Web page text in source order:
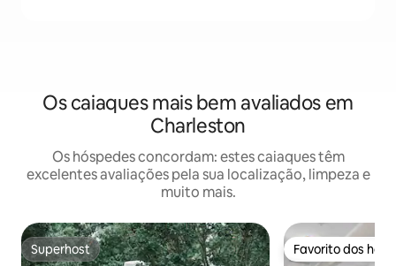
Os caiaques mais bem avaliados em
Charleston
Os hóspedes concordam: estes caiaques têm
excelentes avaliações pela sua localização, limpeza e
muito mais.
Superhost
Superhost Favorito dos
Favorito dos